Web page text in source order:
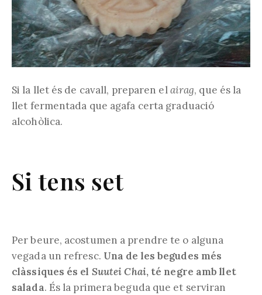
Si la llet és de cavall, preparen elairag, que és la
llet fermentada que agafa certa graduació
alcohòlica.
Si tens set
Per beure, acostumen a prendre te o alguna
vegada un refresc. Una de les begudes més
clàssiques és el Suutei Chai, té negre amb llet
salada. És la primera beguda que et serviran